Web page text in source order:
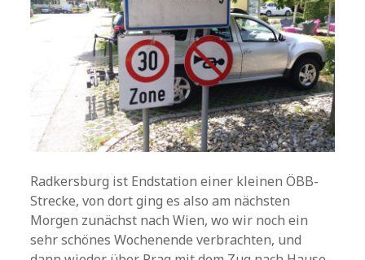
Radkersburg ist Endstation einer kleinen ÖBB-
Strecke, von dort ging es also am nächsten
Morgen zunächst nach Wien, wo wir noch ein
sehr schönes Wochenende verbrachten, und